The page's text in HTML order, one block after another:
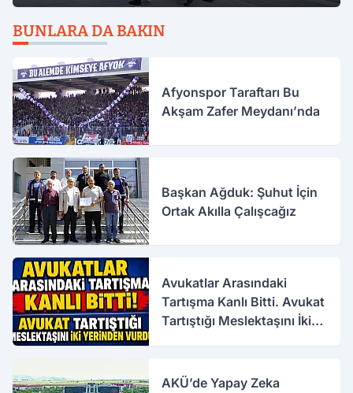
BUNLARA DA BAKIN
Afyonspor Taraftarı Bu
Akşam Zafer Meydanı’nda
Başkan Ağduk: Şuhut İçin
Ortak Akılla Çalışcağız
Avukatlar Arasındaki
Tartışma Kanlı Bitti. Avukat
Tartıştığı Meslektaşını İki
AKÜ’de Yapay Zeka